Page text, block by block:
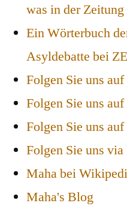
was in der
Ein Wörterbuch
Asyldebatte bei
Folgen Sie uns
Folgen Sie uns
Folgen Sie uns
Folgen Sie uns via
Maha bei
Maha's Blog